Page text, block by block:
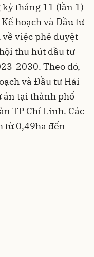
tháng 11 (lần 1)
hoạch và Đầu tư
việc phê duyệt
thu hút đầu tư
2030. Theo đó,
và Đầu tư Hải
án tại thành phố
TP Chí Linh. Các
từ 0,49ha đến